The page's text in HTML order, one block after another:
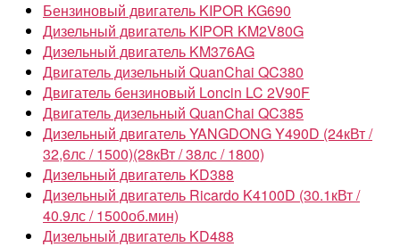
Бензиновый двигатель KIPOR KG690
Дизельный двигатель KIPOR KM2V80G
Дизельный двигатель KM376AG
Двигатель дизельный QuanChai QC380
Двигатель бензиновый Loncin LC 2V90F
Двигатель дизельный QuanChai QC385
Дизельный двигатель YANGDONG Y490D (24кВт /
32,6лс / 1500)(28кВт / 38лс / 1800)
Дизельный двигатель KD388
Дизельный двигатель Ricardo K4100D (30.1кВт /
40.9лс / 1500об.мин)
Дизельный двигатель KD488